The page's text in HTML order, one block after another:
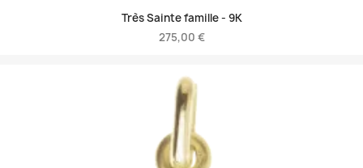
Très Sainte famille - 9K
275,00 €